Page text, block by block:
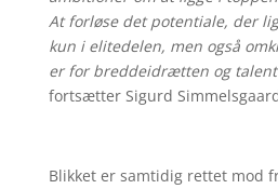
At forløse det potentiale, der
kun i elitedelen, men også
er for breddeidrætten og
fortsætter Sigurd
Blikket er samtidig rettet mod